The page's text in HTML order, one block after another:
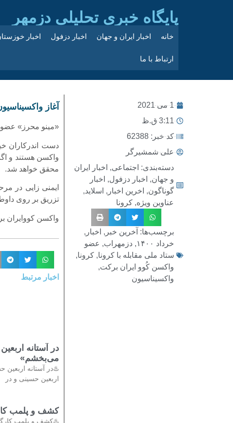
پایگاه خبری تحلیلی دزمهر
خانه اخبار ایران و جهان اخبار دزفول اخبار
ارتباط با ما
1 می 2021
3:11 ق.ظ
کد خبر: 62388
علی شمشیرگر
دسته‌بندی: اجتماعی, اخبار ایران
و جهان, اخبار دزفول, اخبار
گوناگون, اخرین اخبار , اسلاید,
عناوین ویژه, کرونا
برچسب‌ها: آخرین خبر , اخبار ,
خرداد ۱۴۰۰
, دزمهراب, عضو
ستاد ملی مقابله با کرونا, کرونا,
واکسن کُوو ایران برکت,
واکسیناسیون
آغاز
«مینو محرز» عضو
دست اندرکاران
واکسن هستند و
محقق خواهد شد.
ایمنی زایی در
تزریق بر روی
واکسن کووایران
اخبار مرتبط
در آستانه
می‌بخشم»
♨️در آستانه
اربعین حسینی و در
کشف و پلمب
♨️کشف و پلمب